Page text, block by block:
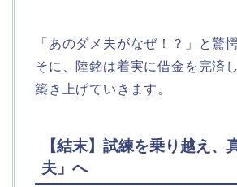
「あのダメ夫がなぜ！？」と驚
そに、陸銘は着実に借金を完済
築き上げていきます。
【結末】試練を乗り越え、
夫」へ